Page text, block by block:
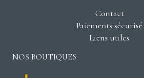
Contact
Paiements sécurisé
Liens utiles
NOS BOUTIQUES